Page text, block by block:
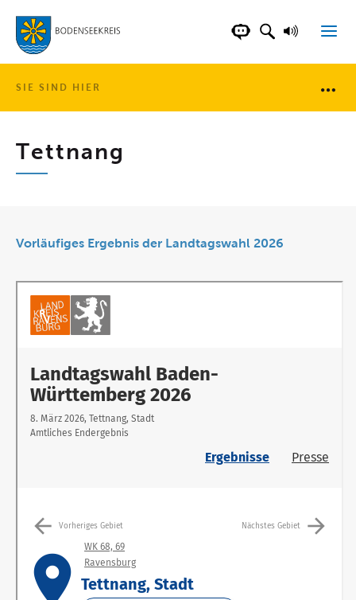
LANDKREISCHATBOT DER
SUCHFELD
SIE SIND HIER
Tettnang
Vorläufiges Ergebnis der Landtagswahl 2026